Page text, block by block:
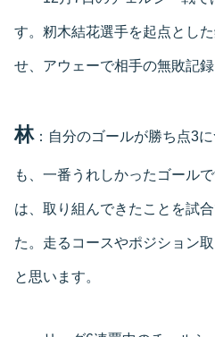
す。籾木結花選手を起点とし
せ、アウェーで相手の無敗記録
林：自分のゴールが勝ち点3
も、一番うれしかったゴール
は、取り組んできたことを試
た。走るコースやポジション
と思います。